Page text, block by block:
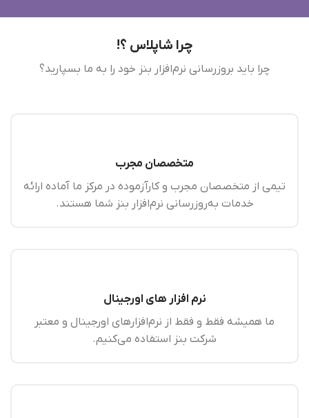
چرا شاپلاس ؟!
چرا باید بروزرسانی نرم‌افزار بنز خود را به ما بسپارید؟
متخصصان مجرب
تیمی از متخصصان مجرب و کارآزموده در مرکز ما آماده ارائه
خدمات به‌روزرسانی نرم‌افزار بنز شما هستند.
نرم افزار های اورجینال
ما همیشه فقط و فقط از نرم‌افزارهای اورجینال و معتبر
شرکت بنز استفاده می‌کنیم.